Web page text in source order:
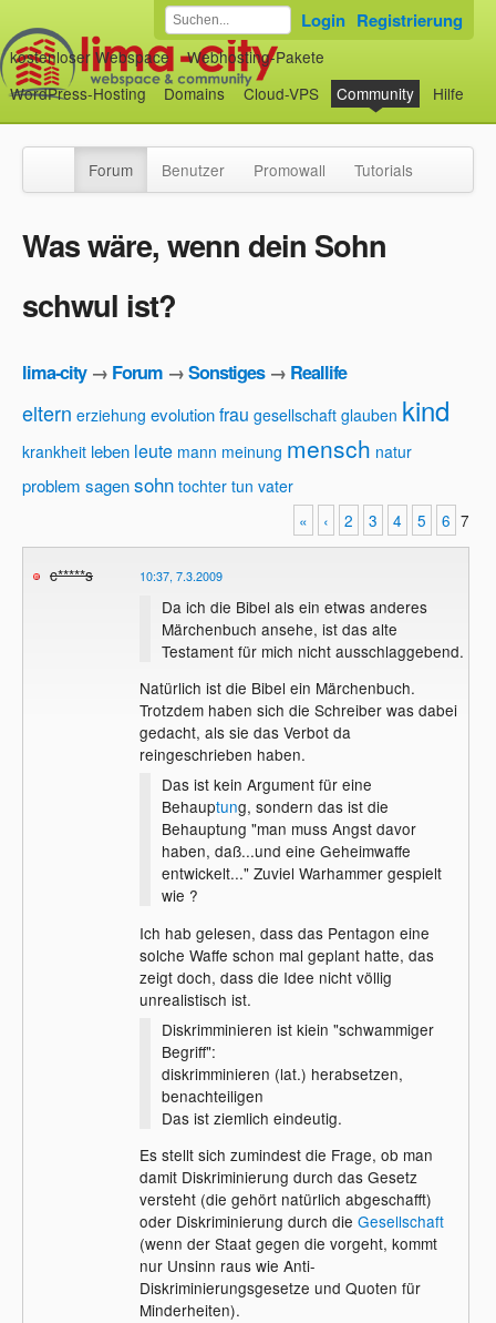
kostenloser Webspace
Webhosting-Pakete
WordPress-Hosting
Domains Cloud-VPS Community Hilfe
Login Registrierung
Forum Benutzer Promowall Tutorials
Was wäre, wenn dein Sohn
schwul ist?
lima-city→ Forum →Sonstiges→ Reallife
eltern erziehung evolutionfrau gesellschaft glauben kind
krankheit leben leute mann meinung mensch natur
problem sagensohn tochter tun vater
«
‹ 2 3 4 5 6 7
c*****s 10:37, 7.3.2009
Da ich die Bibel als ein etwas anderes
Märchenbuch ansehe, ist das alte
Testament für mich nicht ausschlaggebend.
Natürlich ist die Bibel ein Märchenbuch.
Trotzdem haben sich die Schreiber was dabei
gedacht, als sie das Verbot da
reingeschrieben haben.
Das ist kein Argument für eine
Behauptung, sondern das ist die
Behauptung "man muss Angst davor
haben, daß...und eine Geheimwaffe
entwickelt..." Zuviel Warhammer gespielt
wie ?
Ich hab gelesen, dass das Pentagon eine
solche Waffe schon mal geplant hatte, das
zeigt doch, dass die Idee nicht völlig
unrealistisch ist.
Diskrimminieren ist kiein "schwammiger
Begriff":
diskrimminieren (lat.) herabsetzen,
benachteiligen
Das ist ziemlich eindeutig.
Es stellt sich zumindest die Frage, ob man
damit Diskriminierung durch das Gesetz
versteht (die gehört natürlich abgeschafft)
oder Diskriminierung durch die Gesellschaft
(wenn der Staat gegen die vorgeht, kommt
nur Unsinn raus wie Anti-
Diskriminierungsgesetze und Quoten für
Minderheiten).